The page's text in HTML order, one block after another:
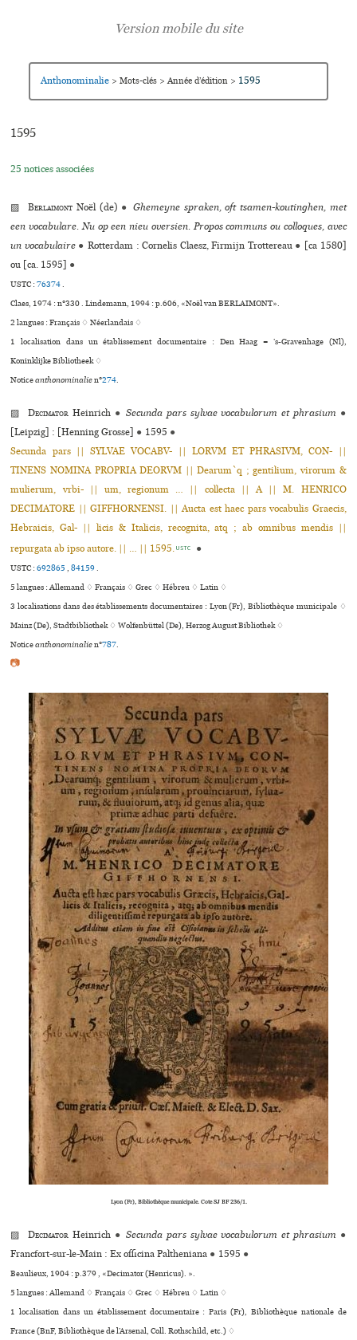
Anthonominalie > Mots-clés > Année d’édition > 1595
1595
25 notices associées
▨Berlaimont Noël (de) ● Ghemeyne spraken, oft tsamen-koutinghen, met
een vocabulare. Nu op een nieu oversien. Propos communs ou colloques, avec
un vocabulaire ● Rotterdam : Cornelis Claesz, Firmijn Trottereau ●
[ca 1580]
ou [ca. 1595]
●
USTC :76374.
Claes, 1974 : n°330 . Lindemann, 1994 : p.606, «Noël van BERLAIMONT».
2 langues :Français ♢Néerlandais ♢
1 localisation dans un établissement documentaire : Den Haag = ’s-Gravenhage (Nl),
Koninklijke Bibliotheek ♢
Noticeanthonominalien°274.
▨Decimator Heinrich ● Secunda pars sylvae vocabulorum et phrasium ●
[Leipzig] : [Henning Grosse] ● 1595 ●
Secunda pars || SYLVAE VOCABV- || LORVM ET PHRASIVM, CON- ||
TINENS NOMINA PROPRIA DEORVM || Dearum`q ; gentilium, virorum &
mulierum, vrbi- || um, regionum … || collecta || A || M. HENRICO
DECIMATORE || GIFFHORNENSI. || Aucta est haec pars vocabulis Graecis,
Hebraicis, Gal- || licis & Italicis, recognita, atq ; ab omnibus mendis ||
repurgata ab ipso autore. || … || 1595. USTC ●
USTC :692865,84159.
5 langues :Allemand ♢Français ♢Grec ♢Hébreu ♢Latin ♢
3 localisations dans des établissements documentaires : Lyon (Fr), Bibliothèque muni­ci­pale ♢
Mainz (De), Stadtbibliothek ♢ Wolfenbüttel (De), Herzog August Bibliothek ♢
Noticeanthonominalien°787.
📷
Lyon (Fr), Bibliothèque muni­ci­pale. Cote SJ BF 236/1.
▨Decimator Heinrich ● Secunda pars sylvae vocabulorum et phrasium ●
Francfort-sur-le-Main : Ex offi­cina Paltheniana ● 1595 ●
Beaulieux, 1904 : p.379 , «Decimator (Henricus). ».
5 langues :Allemand ♢Français ♢Grec ♢Hébreu ♢Latin ♢
1 localisation dans un établissement documentaire : Paris (Fr), Bibliothèque nationale de
France (BnF, Bibliothèque de l’Arsenal, Coll. Rothschild, etc.) ♢